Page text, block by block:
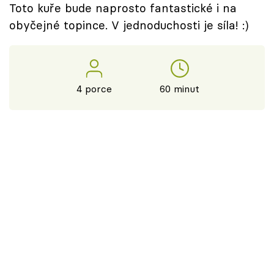
Sledujte prima+
Toto kuře bude naprosto fantastické i na
obyčejné topince. V jednoduchosti je síla! :)
4 porce 60 minut